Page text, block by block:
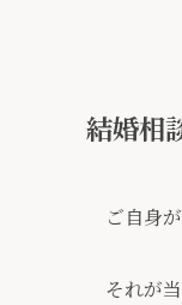
結婚相
ご自身
それが